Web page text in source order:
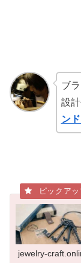
ブ
設
ン
jewelry-